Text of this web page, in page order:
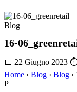
Blog
16-
📅 22 Giugno 2023 ⏱
Home › Blog › Blog ›
P